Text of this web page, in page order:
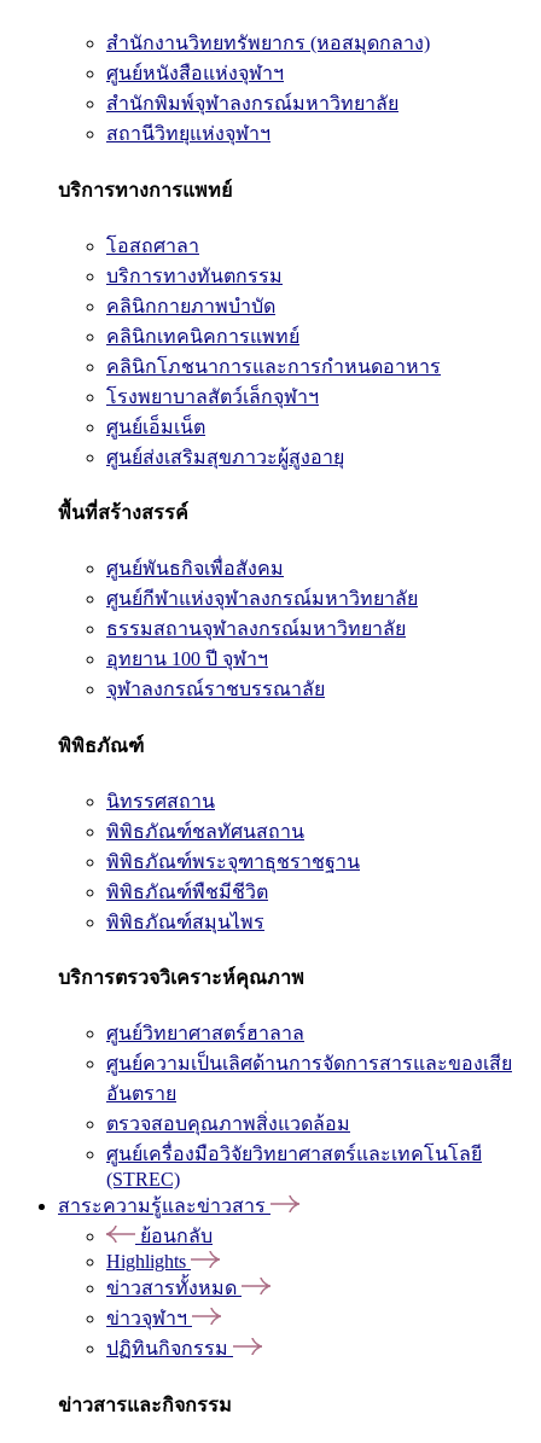
สำนักงานวิทยทรัพยากร (หอสมุดกลาง)
ศูนย์หนังสือแห่งจุฬาฯ
สำนักพิมพ์จุฬาลงกรณ์มหาวิทยาลัย
สถานีวิทยุแห่งจุฬาฯ
บริการทางการแพทย์
โอสถศาลา
บริการทางทันตกรรม
คลินิกกายภาพบำบัด
คลินิกเทคนิคการแพทย์
คลินิกโภชนาการและการกำหนดอาหาร
โรงพยาบาลสัตว์เล็กจุฬาฯ
ศูนย์เอ็มเน็ต
ศูนย์ส่งเสริมสุขภาวะผู้สูงอายุ
พื้นที่สร้างสรรค์
ศูนย์พันธกิจเพื่อสังคม
ศูนย์กีฬาแห่งจุฬาลงกรณ์มหาวิทยาลัย
ธรรมสถานจุฬาลงกรณ์มหาวิทยาลัย
อุทยาน 100 ปี จุฬาฯ
จุฬาลงกรณ์ราชบรรณาลัย
พิพิธภัณฑ์
นิทรรศสถาน
พิพิธภัณฑ์ชลทัศนสถาน
พิพิธภัณฑ์พระจุฑาธุชราชฐาน
พิพิธภัณฑ์พืชมีชีวิต
พิพิธภัณฑ์สมุนไพร
บริการตรวจวิเคราะห์คุณภาพ
ศูนย์วิทยาศาสตร์ฮาลาล
ศูนย์ความเป็นเลิศด้านการจัดการสารและของเสีย
อันตราย
ตรวจสอบคุณภาพสิ่งแวดล้อม
ศูนย์เครื่องมือวิจัยวิทยาศาสตร์และเทคโนโลยี
(STREC)
สาระความรู้และข่าวสาร
ย้อนกลับ
Highlights
ข่าวสารทั้งหมด
ข่าวจุฬาฯ
ปฏิทินกิจกรรม
ข่าวสารและกิจกรรม